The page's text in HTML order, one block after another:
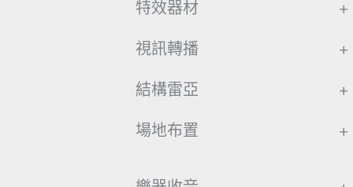
特效器材 +
視訊轉播 +
結構雷亞 +
場地布置 +